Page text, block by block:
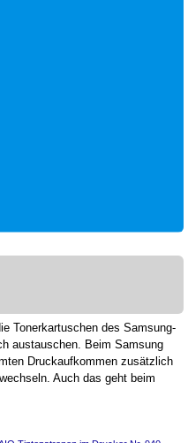
Tonerkartuschen des Samsung-
austauschen. Beim Samsung
Druckaufkommen zusätzlich
Auch das geht beim